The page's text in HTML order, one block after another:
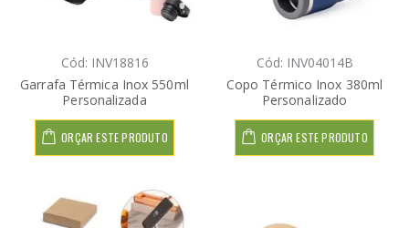
Cód: INV18816
Garrafa Térmica Inox 550ml
Personalizada
ORÇAR ESTE PRODUTO
Cód: INV04014B
Copo Térmico Inox 380ml
Personalizado
ORÇAR ESTE PRODUTO